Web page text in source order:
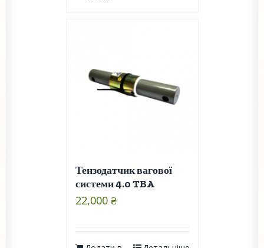
Тензодатчик вагової
системи 4.0 TBA
22,000 ₴